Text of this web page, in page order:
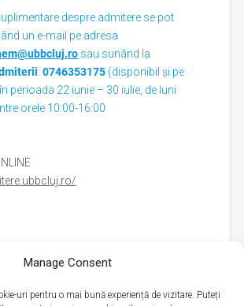
Manage Consent
uri pentru o mai bună experiență de vizitare. Puteți
despre admitere se pot
un e-mail pe adresa
sau sunând la
: 0746353175 (disponibil și pe
perioada 22 iunie – 30 iulie, de luni
orele 10:00-16:00